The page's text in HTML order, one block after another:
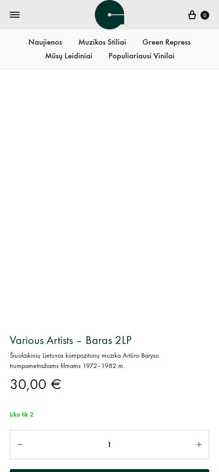
0
Naujienos Muzikos Stiliai
Green Repress
Mūsų Leidiniai
Populiariausi Vinilai
Various Artists – Baras 2LP
Šiuolaikinių Lietuvos kompozitorių muzika Artūro Baryso
trumpametražiams filmams 1972–1982 m.
30,00 €
Liko tik 2